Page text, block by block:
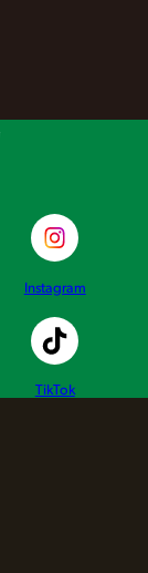
Instagram
TikTok